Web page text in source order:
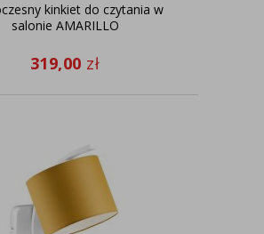
kinkiet do czytania w
salonie AMARILLO
319,00 zł